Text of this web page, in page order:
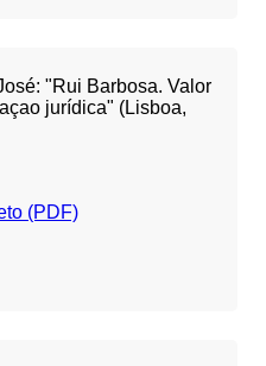
"Rui Barbosa. Valor
jurídica" (Lisboa,
(PDF)